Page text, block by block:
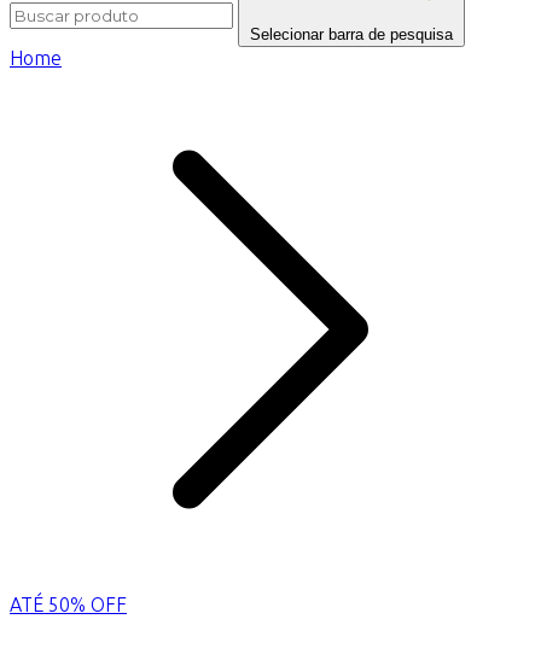
Selecionar barra de pesquisa
Home
ATÉ 50% OFF